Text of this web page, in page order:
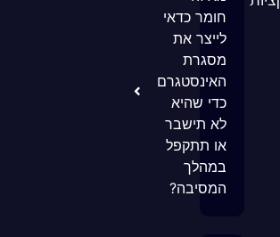
חומר כדאי
לייצר את
מסגרת
האינסטגרם
כדי שהיא
לא תישבר
או תתקפל
במהלך
המסיבה?